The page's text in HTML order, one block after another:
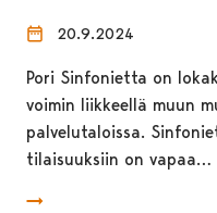
20.9.2024
Pori Sinfonietta on
voimin liikkeellä muun
palvelutaloissa.
tilaisuuksiin on vapaa…